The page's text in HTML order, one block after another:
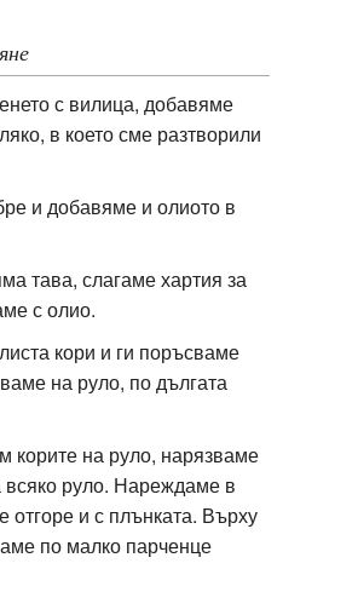
с вилица, добавяме
в което сме разтворили
и добавяме и олиото в
тава, слагаме хартия за
с олио.
кори и ги поръсваме
на руло, по дългата
корите на руло, нарязваме
всяко руло. Нареждаме в
отгоре и с плънката. Върху
по малко парченце